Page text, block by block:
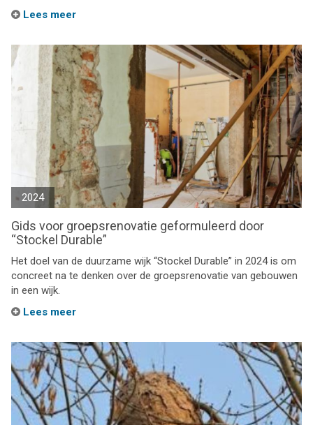
Lees meer
2024
Gids voor groepsrenovatie geformuleerd door
“Stockel Durable”
Het doel van de duurzame wijk “Stockel Durable” in 2024 is om
concreet na te denken over de groepsrenovatie van gebouwen
in een wijk.
Lees meer